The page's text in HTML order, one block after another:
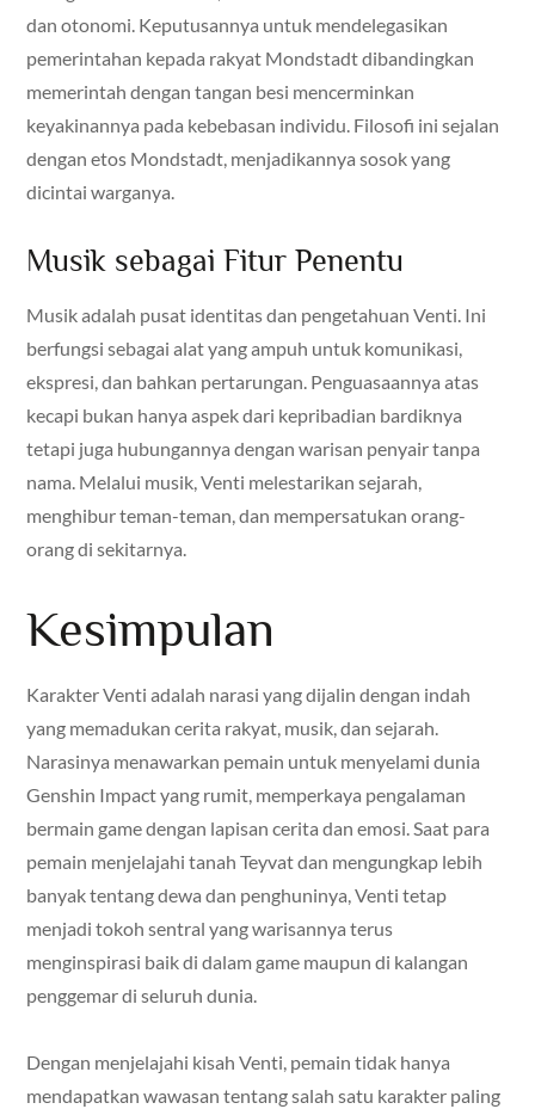
dan otonomi. Keputusannya untuk mendelegasikan
pemerintahan kepada rakyat Mondstadt dibandingkan
memerintah dengan tangan besi mencerminkan
keyakinannya pada kebebasan individu. Filosofi ini sejalan
dengan etos Mondstadt, menjadikannya sosok yang
dicintai warganya.
Musik sebagai Fitur Penentu
Musik adalah pusat identitas dan pengetahuan Venti. Ini
berfungsi sebagai alat yang ampuh untuk komunikasi,
ekspresi, dan bahkan pertarungan. Penguasaannya atas
kecapi bukan hanya aspek dari kepribadian bardiknya
tetapi juga hubungannya dengan warisan penyair tanpa
nama. Melalui musik, Venti melestarikan sejarah,
menghibur teman-teman, dan mempersatukan orang-
orang di sekitarnya.
Kesimpulan
Karakter Venti adalah narasi yang dijalin dengan indah
yang memadukan cerita rakyat, musik, dan sejarah.
Narasinya menawarkan pemain untuk menyelami dunia
Genshin Impact yang rumit, memperkaya pengalaman
bermain game dengan lapisan cerita dan emosi. Saat para
pemain menjelajahi tanah Teyvat dan mengungkap lebih
banyak tentang dewa dan penghuninya, Venti tetap
menjadi tokoh sentral yang warisannya terus
menginspirasi baik di dalam game maupun di kalangan
penggemar di seluruh dunia.
Dengan menjelajahi kisah Venti, pemain tidak hanya
mendapatkan wawasan tentang salah satu karakter paling